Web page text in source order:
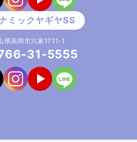
県高岡市六家1711-1
31-5555